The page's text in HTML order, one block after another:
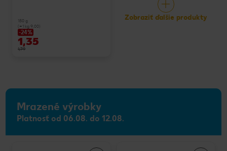
150 g
(=1 kg 9,00)
-24%
1,35
1,79
Zobraziť ďalšie produkty
Mrazené výrobky
Platnosť od 06.08. do 12.08.